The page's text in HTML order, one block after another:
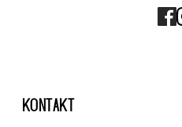
KONTAKT